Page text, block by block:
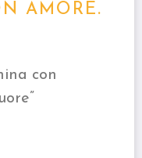
AMORE.
con